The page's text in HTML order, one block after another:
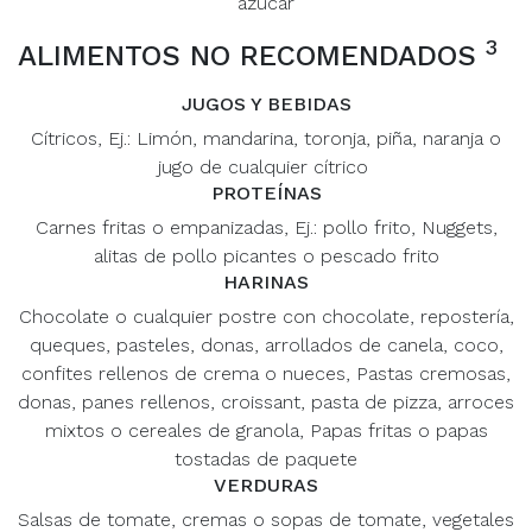
ALIMENTOS NO RECOMENDADOS 3
JUGOS Y BEBIDAS
Cítricos, Ej.: Limón, mandarina, toronja, piña, naranja o
jugo de cualquier cítrico
PROTEÍNAS
Carnes fritas o empanizadas, Ej.: pollo frito, Nuggets,
alitas de pollo picantes o pescado frito
HARINAS
Chocolate o cualquier postre con chocolate, repostería,
queques, pasteles, donas, arrollados de canela, coco,
confites rellenos de crema o nueces, Pastas cremosas,
donas, panes rellenos, croissant, pasta de pizza, arroces
mixtos o cereales de granola, Papas fritas o papas
tostadas de paquete
VERDURAS
Salsas de tomate, cremas o sopas de tomate, vegetales